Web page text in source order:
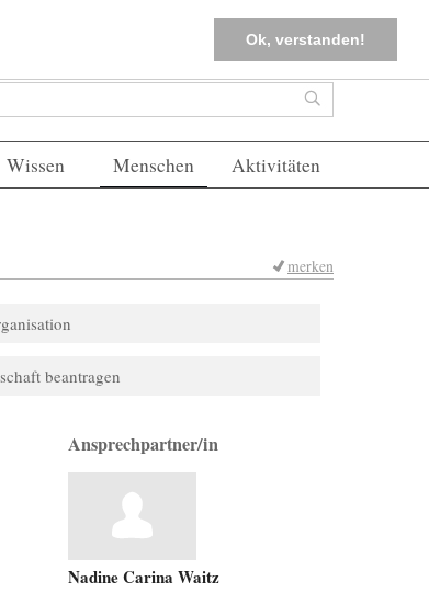
Ok, verstanden!
FAQs Einloggen
Suchformular Suche
Wissen Menschen Aktivitäten
merken
beantragen
Ansprechpartner/in
Nadine Carina Waitz